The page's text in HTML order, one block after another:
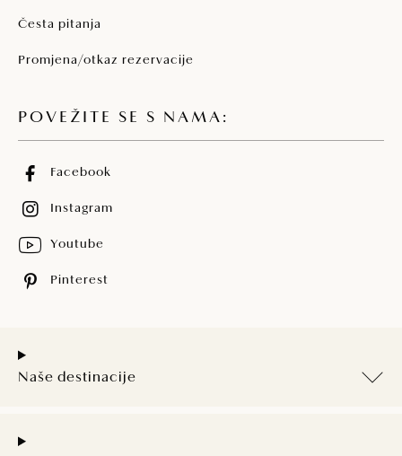
Česta pitanja
Promjena/otkaz rezervacije
POVEŽITE SE S NAMA:
Facebook
Instagram
Youtube
Pinterest
Naše destinacije